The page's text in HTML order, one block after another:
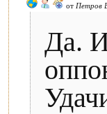
от Петров
Да.